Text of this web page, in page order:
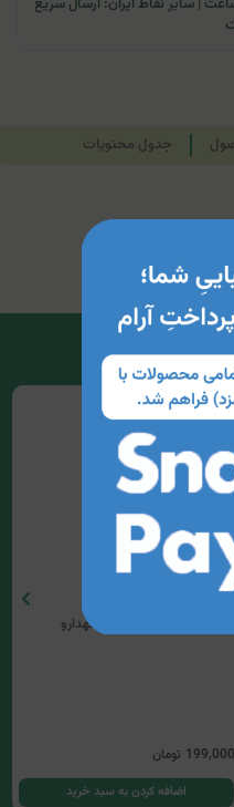
جدول محتویات
روغن بادام شیرین خوراکی مهدارو
199,000 تومان
اضافه کردن به سبد خرید